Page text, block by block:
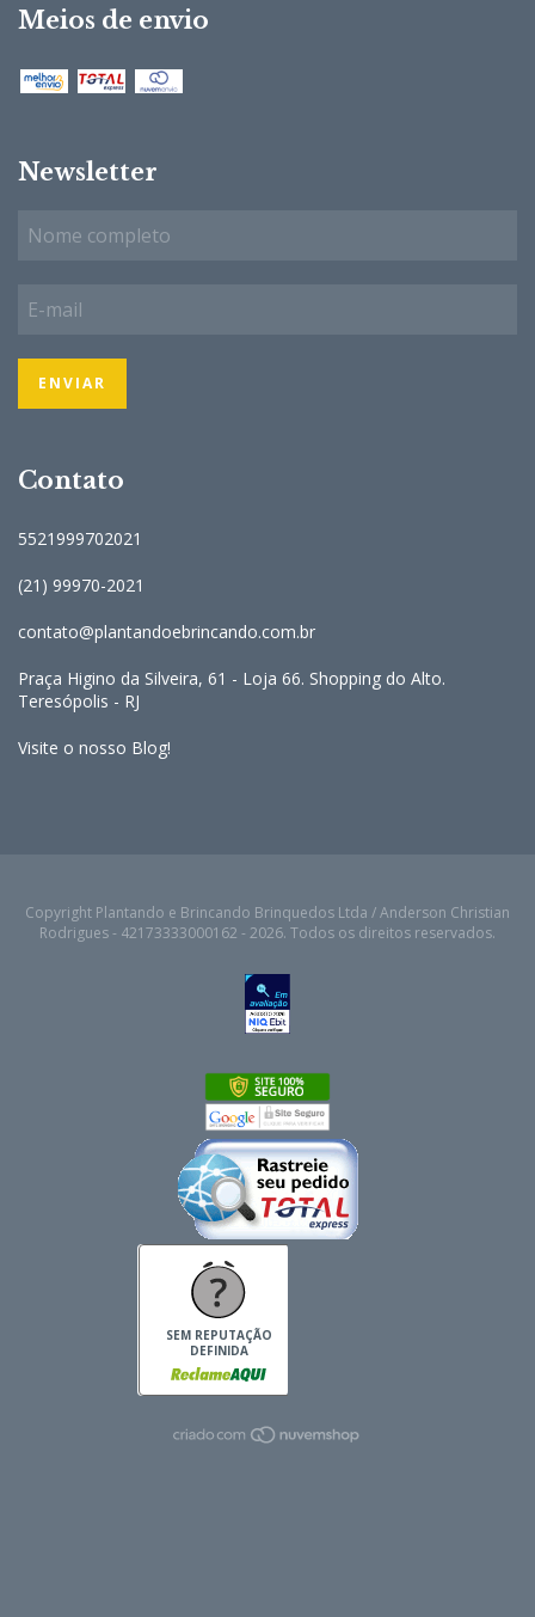
Meios de envio
Newsletter
Contato
5521999702021
(21) 99970-2021
contato@plantandoebrincando.com.br
Praça Higino da Silveira, 61 - Loja 66. Shopping do Alto.
Teresópolis - RJ
Visite o nosso Blog!
Copyright Plantando e Brincando Brinquedos Ltda / Anderson Christian
Rodrigues - 42173333000162 - 2026. Todos os direitos reservados.
SEM REPUTAÇÃO
DEFINIDA